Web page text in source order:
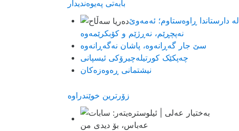
بابەتی پەیوەندیدار
لە دارستاندا ڕاوەستاوم؛ ئەمەوێ
نەپچڕێم، نەڕژێم و کۆبکرێمەوە
سێ جار گەڕانەوە، پاشان نەگەڕانەوە
چەپکێک کورتیلەچیرۆکی ئیسپانی
نیشتمانی ڕەوەزەکان
زۆرترین خوێندراوە